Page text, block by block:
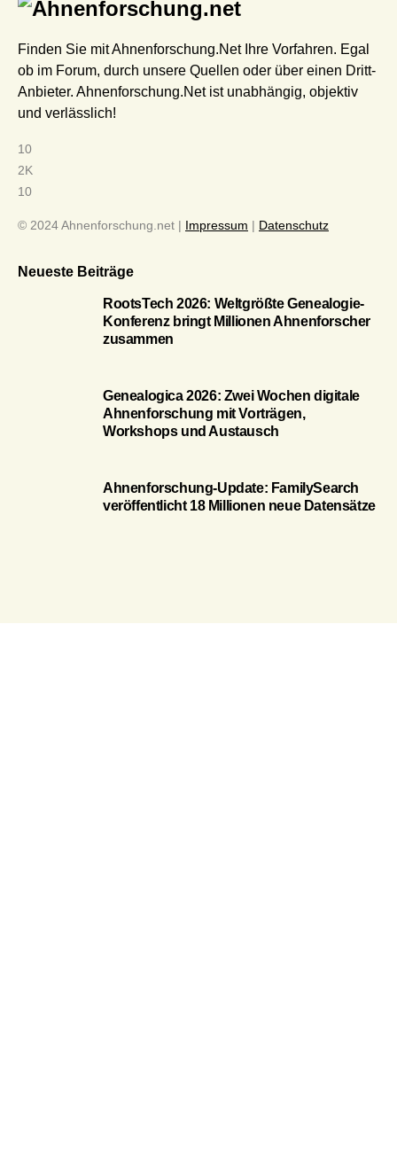
Finden Sie mit Ahnenforschung.Net Ihre Vorfahren. Egal
ob im Forum, durch unsere Quellen oder über einen Dritt-
Anbieter. Ahnenforschung.Net ist unabhängig, objektiv
und verlässlich!
10
2K
10
© 2024 Ahnenforschung.net | Impressum | Datenschutz
Neueste Beiträge
RootsTech 2026: Weltgrößte Genealogie-
Konferenz bringt Millionen Ahnenforscher
zusammen
Genealogica 2026: Zwei Wochen digitale
Ahnenforschung mit Vorträgen,
Workshops und Austausch
Ahnenforschung-Update: FamilySearch
veröffentlicht 18 Millionen neue Datensätze